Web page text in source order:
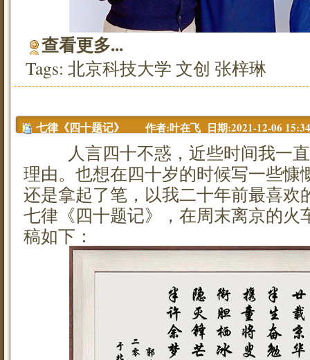
查看更多...
Tags: 北京科技大学 文创 张梓琳
七律《四十题记》 作者:叶在飞 日期:2021-12-06
人言四十不惑，近些时间我一直
理由。也想在四十岁的时候写一些慷
还是拿起了笔，以我二十年前最喜欢
七律《四十题记》，在周末离京的火
稿如下：